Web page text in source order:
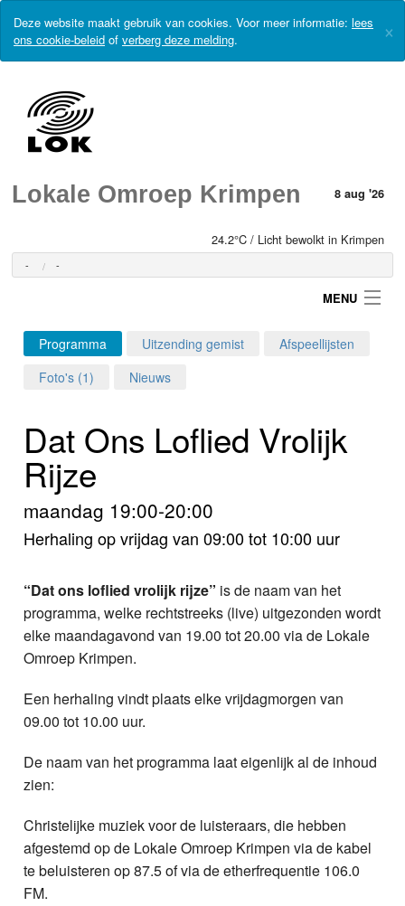
Deze website maakt gebruik van cookies. Voor meer informatie: lees
ons cookie-beleid of verberg deze melding. ×
Lokale Omroep Krimpen 8 aug '26
24.2°C / Licht bewolkt in Krimpen
- -
MENU
Login
Programma's
Nieuws
Foto's
Video
Webcam
Programma Uitzending gemist
Afspeellijsten
Foto's (1)
Nieuws
Dat Ons Loflied Vrolijk
Rijze
maandag 19:00-20:00
Herhaling op vrijdag van 09:00 tot 10:00 uur
“Dat ons loflied vrolijk rijze” is de naam van het
programma, welke rechtstreeks (live) uitgezonden wordt
elke maandagavond van 19.00 tot 20.00 via de Lokale
Omroep Krimpen.
Een herhaling vindt plaats elke vrijdagmorgen van
09.00 tot 10.00 uur.
De naam van het programma laat eigenlijk al de inhoud
zien:
Christelijke muziek voor de luisteraars, die hebben
afgestemd op de Lokale Omroep Krimpen via de kabel
te beluisteren op 87.5 of via de etherfrequentie 106.0
FM.